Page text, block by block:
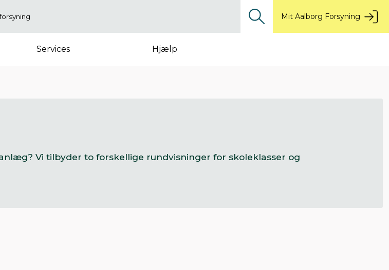
Mit Aalborg Forsyning
Services Hjælp
Vi tilbyder to forskellige rundvisninger for skoleklasser og